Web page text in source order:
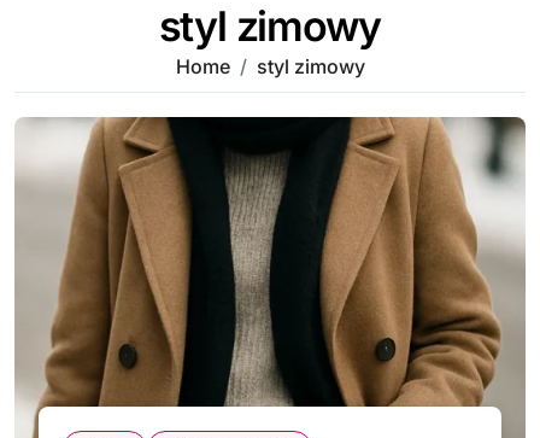
styl zimowy
Home styl zimowy